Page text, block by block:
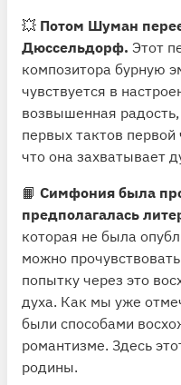
→ Роберт Шуман.
(Кёльнский
Видеопример
⏱ Время
💥 Потом Шуман
Дюссельдорф. Этот
композитора бурную
чувствуется в
возвышенная
первых тактов первой
что она захватывает
📙 Симфония была
предполагалась
которая не была
можно
попытку через это
духа. Как мы уже
были способами
романтизме. Здесь
родины.